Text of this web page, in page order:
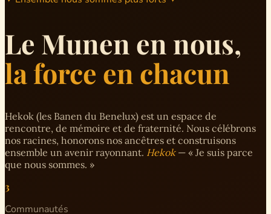
Le Munen en nous,
la force en chacun
Hekok (les Banen du Benelux) est un espace de
rencontre, de mémoire et de fraternité. Nous célébrons
nos racines, honorons nos ancêtres et construisons
ensemble un avenir rayonnant. Hekok— « Je suis parce
que nous sommes. »
3
Communautés